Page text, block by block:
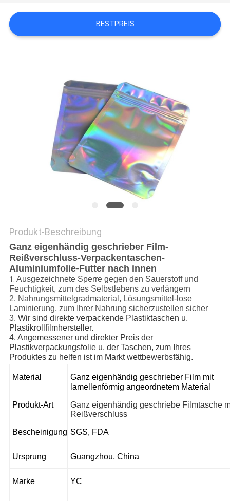
PRIVACY
BESTPREIS
Produkt-Beschreibung
Ganz eigenhändig geschrieber Film-
Reißverschluss-Verpackentaschen-
Aluminiumfolie-Futter nach innen
1. Ausgezeichnete Sperre gegen den Sauerstoff und
Feuchtigkeit, zum des Selbstlebens zu verlängern
2. Nahrungsmittelgradmaterial, Lösungsmittel-lose
Laminierung, zum Ihrer Nahrung sicherzustellen sicher
3. Wir sind direkte verpackende Plastiktaschen u.
Plastikrollfilmhersteller.
4. Angemessener und direkter Preis der
Plastikverpackungsfolie u. der Taschen, zum Ihres
Produktes zu helfen ist im Markt wettbewerbsfähig.
Material
Ganz eigenhändig geschrieber Film mit
lamellenförmig angeordnetem Material
Produkt-Art
Ganz eigenhändig geschriebe Filmtasche
Reißverschluss
Bescheinigung SGS, FDA
Ursprung Guangzhou, China
Marke YC